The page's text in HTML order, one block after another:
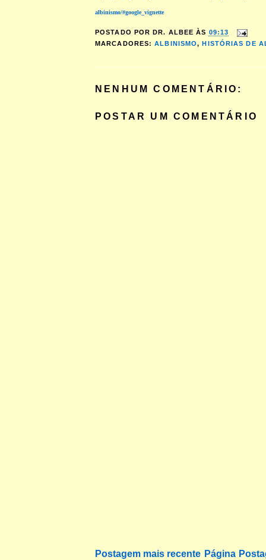
albinismo/#google_vignette
POSTADO POR DR. ALBEE ÀS 09:13
MARCADORES:ALBINISMO,HISTÓRIAS DE
NENHUM COMENTÁRIO:
POSTAR UM COMENTÁRIO
Postagem mais recente Página